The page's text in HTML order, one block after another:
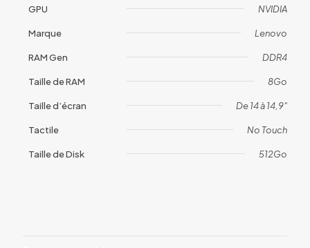
GPU NVIDIA
Marque Lenovo
RAM Gen DDR4
Taille de RAM 8Go
Taille d’écran De 14 à 14,9"
Tactile No Touch
Taille de Disk 512Go
sur “Lenovo Yoga S740 (1978)”